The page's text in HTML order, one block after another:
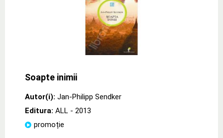
Soapte inimii
Autor(i): Jan-Philipp Sendker
Editura: ALL - 2013
promoție